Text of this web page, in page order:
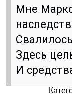
Мне
Здесь
И